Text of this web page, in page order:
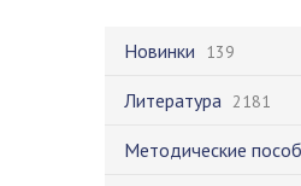
Новинки 139
Литература 2181
Методические